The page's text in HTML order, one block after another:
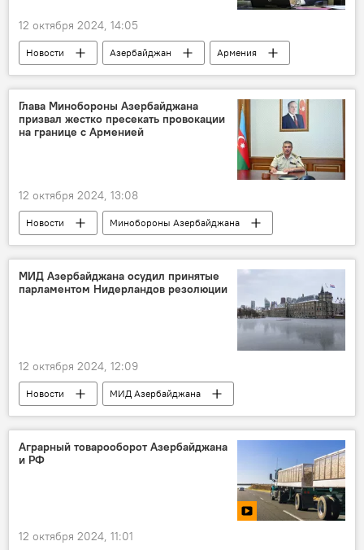
12 октября 2024, 14:05
Новости Азербайджан
Армения
Никол Пашинян
Зангезурский коридор
Нахчыван
Заявление
Коммуникации
Россия
Глава Минобороны Азербайджана
призвал жестко пресекать провокации
на границе с Арменией
12 октября 2024, 13:08
Новости
Минобороны Азербайджана
Азербайджан
Совещание
Закир Гасанов
Провокация
Граница
Армения
МИД Азербайджана осудил принятые
парламентом Нидерландов резолюции
12 октября 2024, 12:09
Новости
МИД Азербайджана
Азербайджан
Армения
Нидерланды
Парламент
Заявления
Аграрный товарооборот Азербайджана
и РФ
12 октября 2024, 11:01